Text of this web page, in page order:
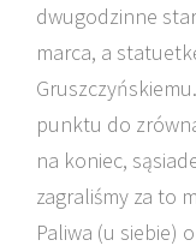
dwugodzinne
marca, a
punktu do
na koniec,
zagraliśmy za to
Paliwa (u siebie)